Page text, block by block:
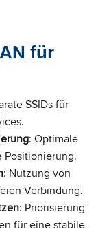
für
SSIDs für
: Optimale
: Nutzung von
Verbindung.
: Priorisierung
für eine stabile